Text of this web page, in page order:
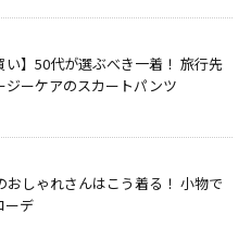
い】50代が選ぶべき一着！ 旅行先
ジーケアのスカートパンツ
おしゃれさんはこう着る！ 小物で
ーデ